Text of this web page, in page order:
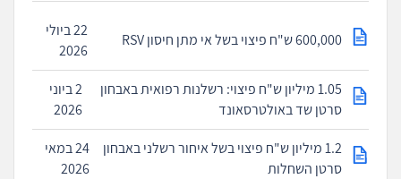
600,000 ש"ח פיצוי בשל אי מתן חיסון RSV
22 ביולי
2026
1.05 מיליון ש"ח פיצוי: רשלנות רפואית באבחון
סרטן שד באולטרסאונד
2 ביוני
2026
1.2 מיליון ש"ח פיצוי בשל איחור רשלני באבחון
סרטן השחלות
24 במאי
2026